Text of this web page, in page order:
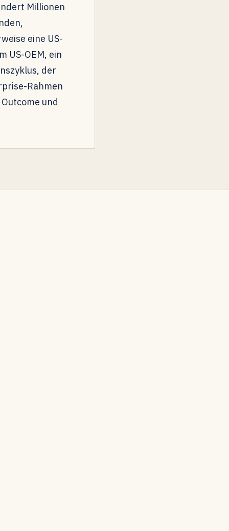
Millionen
eine US-
US-OEM, ein
der
Rahmen
und